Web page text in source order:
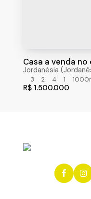
Casa a venda
na cidade de
R$ 1.500.000
Jordanésia
3 2 4 1